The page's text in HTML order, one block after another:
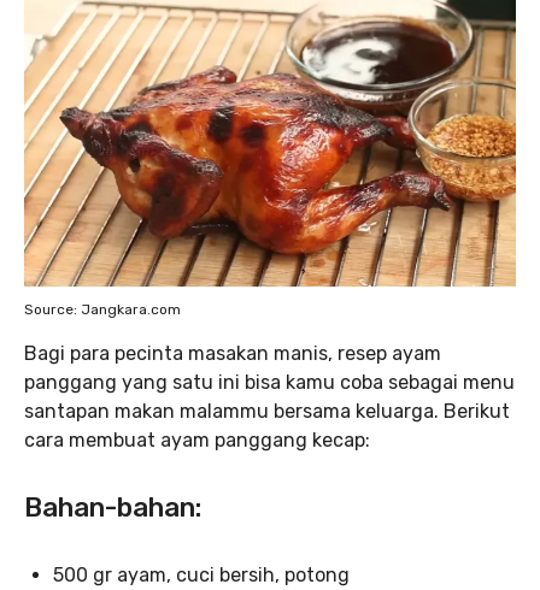
Source: Jangkara.com
Bagi para pecinta masakan manis, resep ayam
panggang yang satu ini bisa kamu coba sebagai menu
santapan makan malammu bersama keluarga. Berikut
cara membuat ayam panggang kecap:
Bahan-bahan:
500 gr ayam, cuci bersih, potong